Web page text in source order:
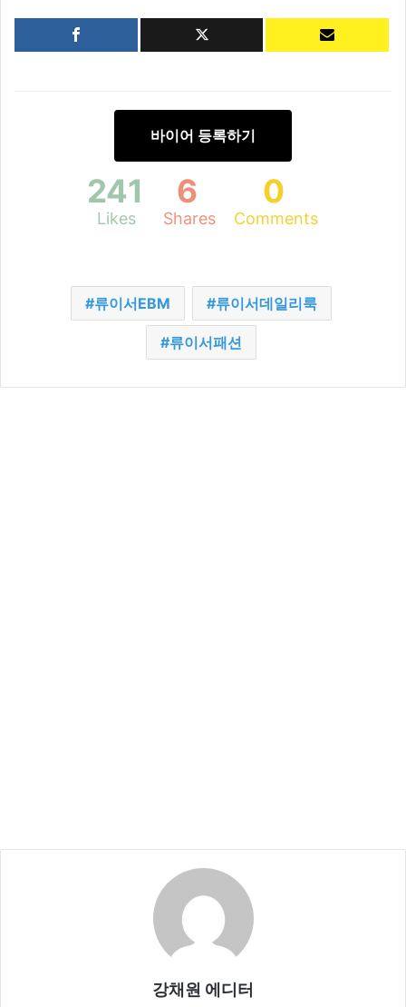
바이어 등록하기
241
Likes
6
Shares
0
Comments
류이서EBM 류이서데일리룩
류이서패션
강채원 에디터